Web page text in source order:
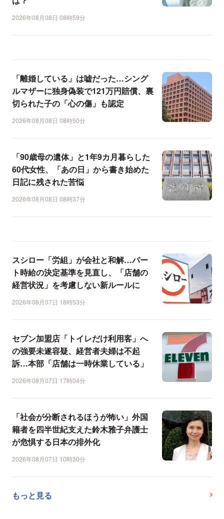
2026年08月08日 08時59分
「離婚している」は嘘だった…シング
ルマザーに独身偽装で121万円賠償、裏
切られた子の「心の傷」も認定
2026年08月08日 08時50分
「90歳母の遺体」と1年9カ月暮らした
60代女性、「あの日」から書き始めた
日記に残された苦悩
2026年08月08日 08時37分
スシロー「労組」が会社と和解…パー
ト時給の決定基準を見直し、「店舗の
経営状況」を考慮しない新ルールに
2026年08月07日 18時53分
セブン加盟店「トイレだけ利用客」へ
の強要未遂容疑、経営者夫婦は不起
訴…本部「店舗は一時休業している」
2026年08月07日 17時04分
「社会が分断されるほうが怖い」外国
籍者を四半世紀支えた鈴木雅子弁護士
が危惧する日本の排外化
2026年08月07日 10時30分
もっと見る